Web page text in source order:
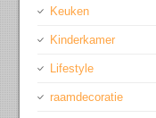
Keuken
Kinderkamer
Lifestyle
raamdecoratie